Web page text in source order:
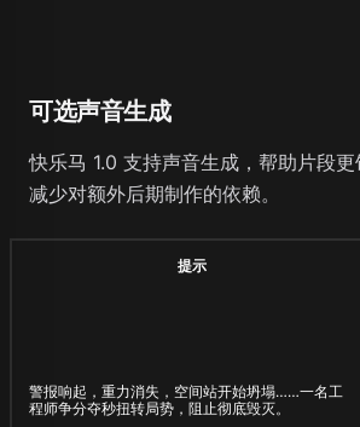
可选声音生成
快乐马 1.0 支持声音生成，帮助片段
减少对额外后期制作的依赖。
提示
警报响起，重力消失，空间站开始坍塌……一名工
程师争分夺秒扭转局势，阻止彻底毁灭。